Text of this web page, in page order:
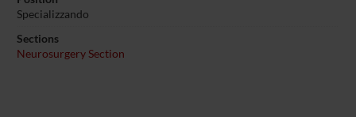
Specializzando
Sections
Neurosurgery Section